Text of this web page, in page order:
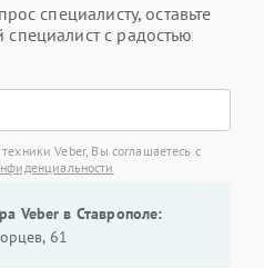
специалисту, оставьте
с радостью
Veber, Вы соглашаетесь с
Veber в Ставрополе:
61